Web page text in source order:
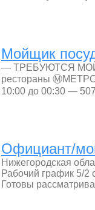
Мойщик
— ТРЕБУЮТСЯ
рестораны
10:00 до 00:30 —
Официант/
Нижегородская
Рабочий график 5/2
Готовы